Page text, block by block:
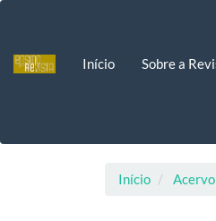
principalInício Sobre a
Início Acervo